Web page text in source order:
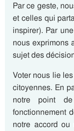
Par ce geste,
et celles qui
inspirer). Par
nous exprimons
sujet des
Voter nous lie
citoyennes. En
notre point
fonctionnement
notre accord ou